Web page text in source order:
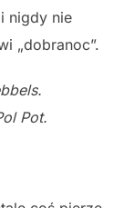
nigdy nie
„dobranoc”.
Pot.